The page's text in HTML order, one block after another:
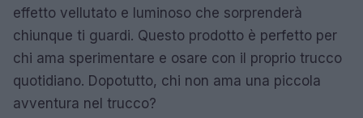
effetto vellutato e luminoso che sorprenderà
chiunque ti guardi. Questo prodotto è perfetto per
chi ama sperimentare e osare con il proprio trucco
quotidiano. Dopotutto, chi non ama una piccola
avventura nel trucco?